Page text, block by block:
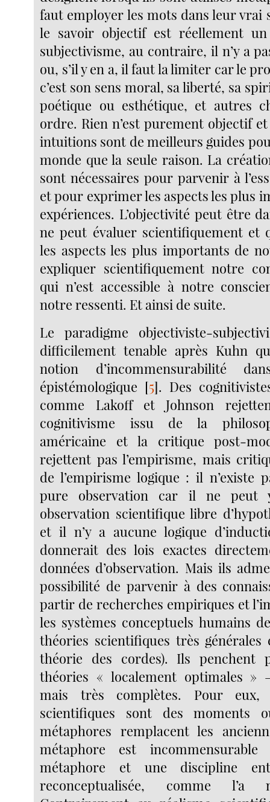
faut employer les mots dans leur vrai
le savoir objectif est réellement
subjectivisme, au contraire, il n’y a
ou, s’il y en a, il faut la limiter car le
c’est son sens moral, sa liberté, sa
poétique ou esthétique, et autres
ordre. Rien n’est purement objectif
intuitions sont de meilleurs guides
monde que la seule raison. La
sont nécessaires pour parvenir à
et pour exprimer les aspects les plus
expériences. L’objectivité peut être
ne peut évaluer scientifiquement et
les aspects les plus importants de
expliquer scientifiquement notre
qui n’est accessible à notre
notre ressenti. Et ainsi de suite.
Le paradigme objectiviste-
difficilement tenable après Kuhn
notion d’incommensurabilité
épistémologique [5]. Des
comme Lakoff et Johnson
cognitivisme issu de la
américaine et la critique post-
rejettent pas l’empirisme, mais
de l’empirisme logique : il n’existe
pure observation car il ne peut
observation scientifique libre
et il n’y a aucune logique
donnerait des lois exactes
données d’observation. Mais ils
possibilité de parvenir à des
partir de recherches empiriques et
les systèmes conceptuels humains
théories scientifiques très générales
théorie des cordes). Ils penchent
théories « localement optimales »
mais très complètes. Pour eux,
scientifiques sont des moments
métaphores remplacent les
métaphore est
métaphore et une discipline
reconceptualisée, comme l’a